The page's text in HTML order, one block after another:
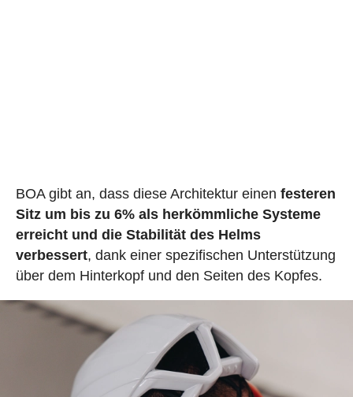
BOA gibt an, dass diese Architektur einen festeren
Sitz um bis zu 6% als herkömmliche Systeme
erreicht und die Stabilität des Helms
verbessert, dank einer spezifischen Unterstützung
über dem Hinterkopf und den Seiten des Kopfes.